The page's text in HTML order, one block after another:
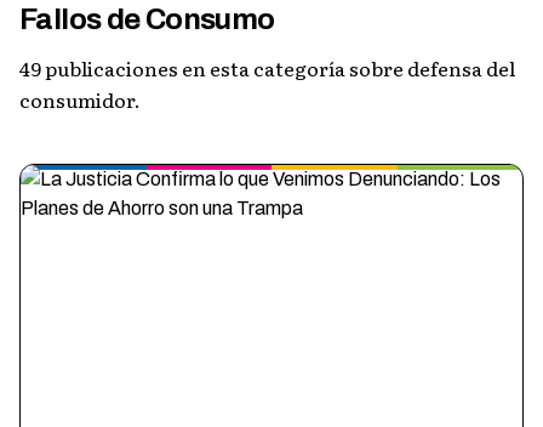
CAMPAÑA
NOTICIAS
EDUCACIÓN FINANCIERA
OBSERVATORIO
Fallos de Consumo
49 publicaciones en esta categoría sobre defensa del
consumidor.